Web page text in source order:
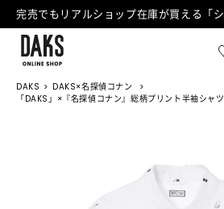
DAKS
DAKS×名探偵コナン
「DAKS」×『名探偵コナン』総柄プリント半袖シャツ